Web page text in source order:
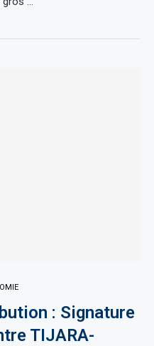
: Signature
TIJARA-